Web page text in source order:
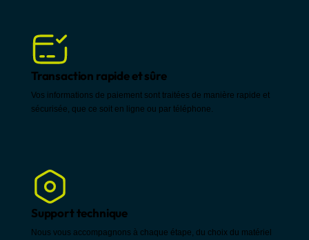
Transaction rapide et sûre
Vos informations de paiement sont traitées de manière rapide et
sécurisée, que ce soit en ligne ou par téléphone.
Support technique
Nous vous accompagnons à chaque étape, du choix du matériel